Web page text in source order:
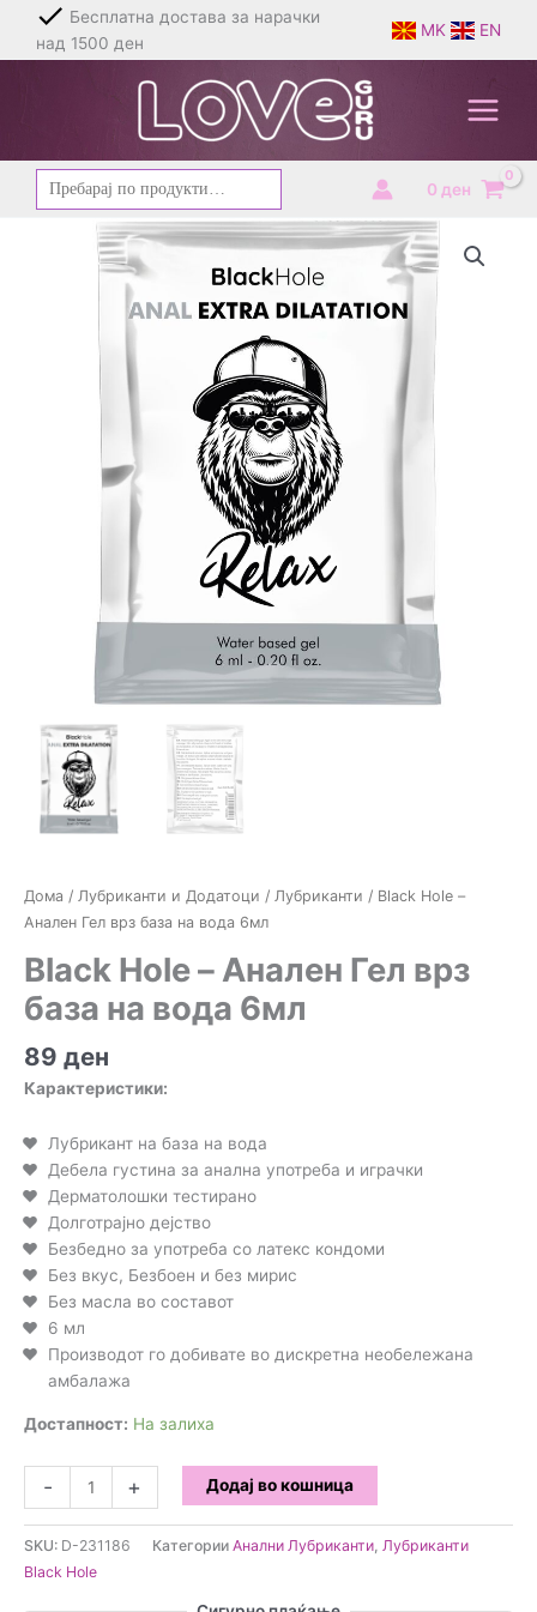
content
Бесплатна достава за нарачки
над 1500 ден
MK EN
Барај
за:
0 ден
Дома / Лубриканти и Додатоци / Лубриканти / Black Hole –
Анален Гел врз база на вода 6мл
Black Hole – Анален Гел врз
база на вода 6мл
89 ден
Карактеристики:
Лубрикант на база на вода
Дебела густина за анална употреба и играчки
Дерматолошки тестирано
Долготрајно дејство
Безбедно за употреба со латекс кондоми
Без вкус, Безбоен и без мирис
Без масла во составот
6 мл
Производот го добивате во дискретна необележана
амбалажа
Достапност: На залиха
-
Hole
-
Анален
Гел
+ Додај во кошница
SKU: D-231186 Категории Анални Лубриканти, Лубриканти
Black Hole